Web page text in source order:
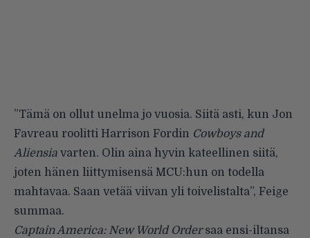
”Tämä on ollut unelma jo vuosia. Siitä asti, kun Jon
Favreau roolitti Harrison Fordin Cowboys and
Aliensia varten. Olin aina hyvin kateellinen siitä,
joten hänen liittymisensä MCU:hun on todella
mahtavaa. Saan vetää viivan yli toivelistalta”, Feige
summaa.
Captain America: New World Ordersaa ensi-iltansa